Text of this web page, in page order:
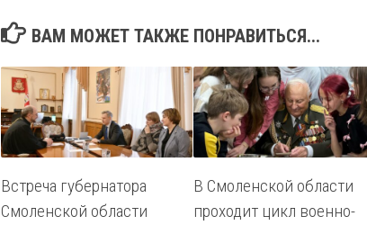
ВАМ МОЖЕТ ТАКЖЕ ПОНРАВИТЬСЯ...
Встреча губернатора
Смоленской области
В Смоленской области
проходит цикл военно-